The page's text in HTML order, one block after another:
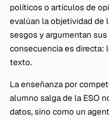
políticos o artículos de
evalúan la objetividad de
sesgos y argumentan sus
consecuencia es directa:
texto.
La enseñanza por
alumno salga de la ESO
datos, sino como un